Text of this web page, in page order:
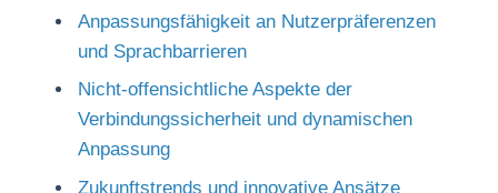
Anpassungsfähigkeit an Nutzerpräferenzen
und Sprachbarrieren
Nicht-offensichtliche Aspekte der
Verbindungssicherheit und dynamischen
Anpassung
Zukunftstrends und innovative Ansätze